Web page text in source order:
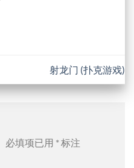
射龙门 (扑克游戏)
必填项已用 *标注